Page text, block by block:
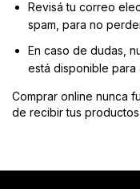
Revisá tu correo
spam, para no
En caso de dudas,
está disponible para
Comprar online nunca
de recibir tus